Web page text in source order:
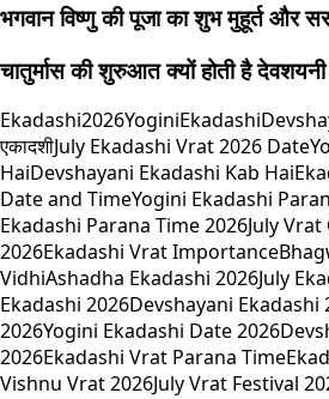
भगवान विष्णु की पूजा का शुभ मुहूर्त और
चातुर्मास की शुरुआत क्यों होती है
Ekadashi2026YoginiEkadashi
एकादशीJuly Ekadashi Vrat 2026 Date
HaiDevshayani Ekadashi Kab Hai
Date and TimeYogini Ekadashi
Ekadashi Parana Time 2026July
2026Ekadashi Vrat Importance
VidhiAshadha Ekadashi 2026July
Ekadashi 2026Devshayani Ekadashi
2026Yogini Ekadashi Date 2026
2026Ekadashi Vrat Parana Time
Vishnu Vrat 2026July Vrat Festival